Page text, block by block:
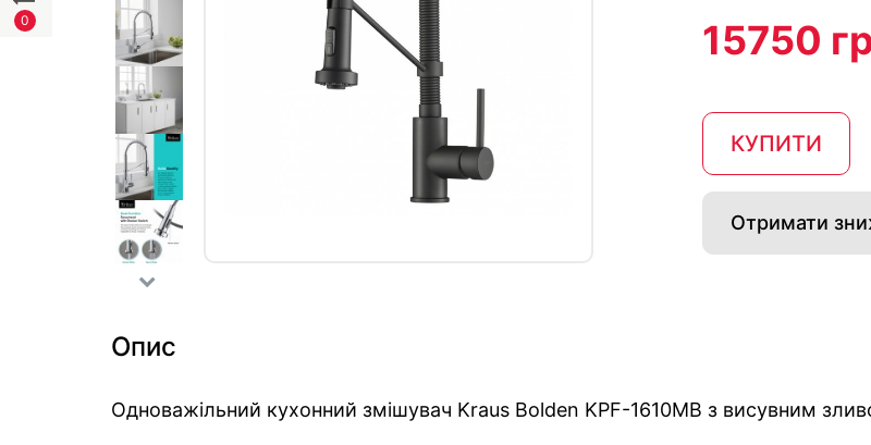
0 15750
КУПИТИ
Отримати
Опис
Одноважільний кухонний змішувач Kraus Bolden KPF-1610MB з висувним